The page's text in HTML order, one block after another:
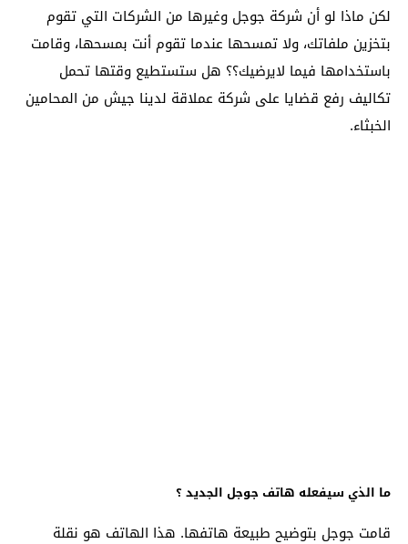
لكن ماذا لو أن شركة جوجل وغيرها من الشركات التي تقوم
بتخزين ملفاتك، ولا تمسحها عندما تقوم أنت بمسحها، وقامت
باستخدامها فيما لايرضيك؟؟ هل ستستطيع وقتها تحمل
تكاليف رفع قضايا على شركة عملاقة لدينا جيش من المحامين
الخبثاء.
ما الذي سيفعله هاتف جوجل الجديد ؟
قامت جوجل بتوضيح طبيعة هاتفها. هذا الهاتف هو نقلة